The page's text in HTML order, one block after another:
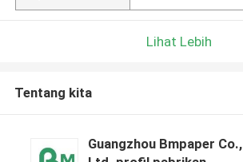
Lihat Lebih
Tentang kita
Guangzhou Bmpaper Co.,